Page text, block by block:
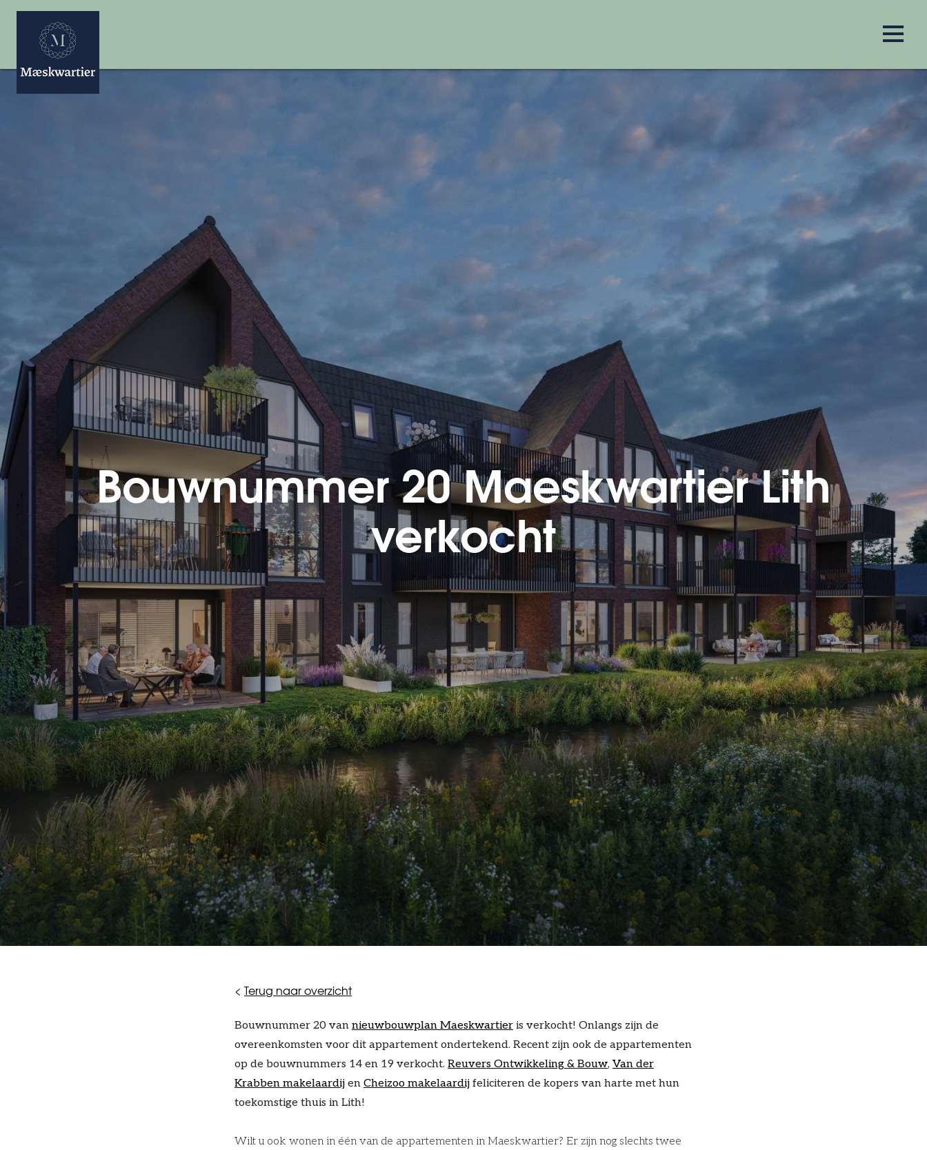
Bouwnummer 20 Maeskwartier Lith
verkocht
< Terug naar overzicht
Bouwnummer 20 van nieuwbouwplan Maeskwartier is verkocht! Onlangs zijn de
overeenkomsten voor dit appartement ondertekend. Recent zijn ook de appartementen
op de bouwnummers 14 en 19 verkocht. Reuvers Ontwikkeling & Bouw, Van der
Krabben makelaardij en Cheizoo makelaardij feliciteren de kopers van harte met hun
toekomstige thuis in Lith!
Wilt u ook wonen in één van de appartementen in Maeskwartier? Er zijn nog slechts twee